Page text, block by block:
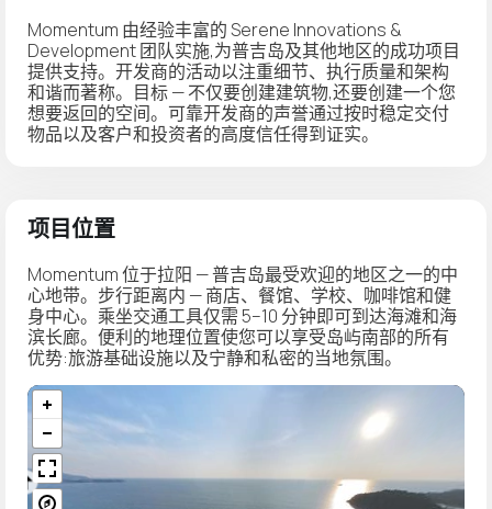
Momentum 由经验丰富的 Serene Innovations &
Development 团队实施,为普吉岛及其他地区的成功项目
提供支持。开发商的活动以注重细节、执行质量和架构
和谐而著称。目标 — 不仅要创建建筑物,还要创建一个您
想要返回的空间。可靠开发商的声誉通过按时稳定交付
物品以及客户和投资者的高度信任得到证实。
项目位置
Momentum 位于拉阳 — 普吉岛最受欢迎的地区之一的中
心地带。步行距离内 — 商店、餐馆、学校、咖啡馆和健
身中心。乘坐交通工具仅需 5–10 分钟即可到达海滩和海
滨长廊。便利的地理位置使您可以享受岛屿南部的所有
优势:旅游基础设施以及宁静和私密的当地氛围。